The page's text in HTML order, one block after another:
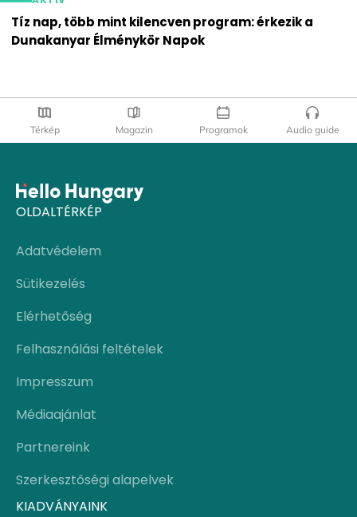
Tíz nap, több mint kilencven program: érkezik a
Dunakanyar Élménykör Napok
Térkép Magazin Programok Audio guide
OLDALTÉRKÉP
Adatvédelem
Sütikezelés
Elérhetőség
Felhasználási feltételek
Impresszum
Médiaajánlat
Partnereink
Szerkesztőségi alapelvek
KIADVÁNYAINK